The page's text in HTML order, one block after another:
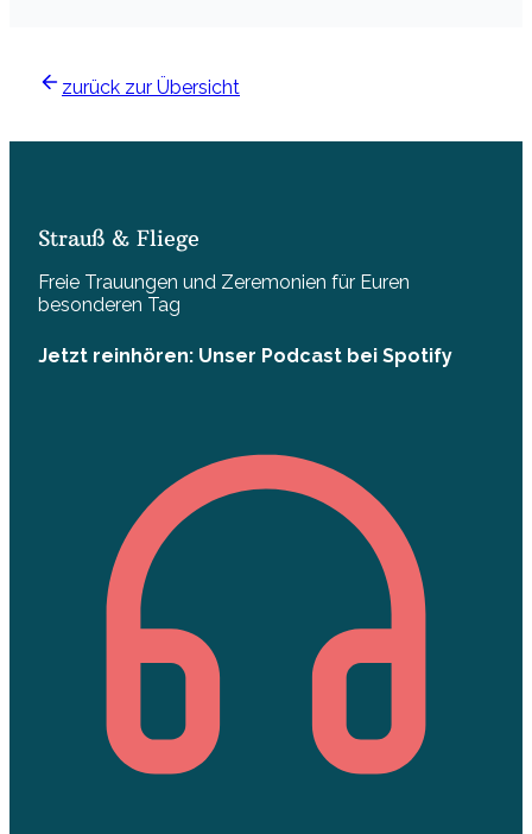
zurück zur Übersicht
Strauß & Fliege
Freie Trauungen und Zeremonien für Euren
besonderen Tag
Jetzt reinhören: Unser Podcast bei Spotify